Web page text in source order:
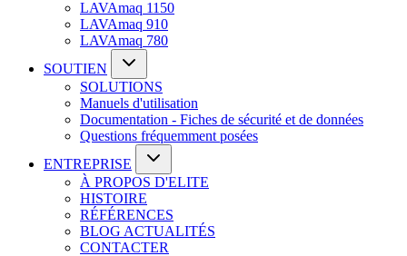
LAVAmaq 1150
LAVAmaq 910
LAVAmaq 780
SOUTIEN
SOLUTIONS
Manuels d'utilisation
Documentation - Fiches de sécurité et de données
Questions fréquemment posées
ENTREPRISE
À PROPOS D'ELITE
HISTOIRE
RÉFÉRENCES
BLOG ACTUALITÉS
CONTACTER